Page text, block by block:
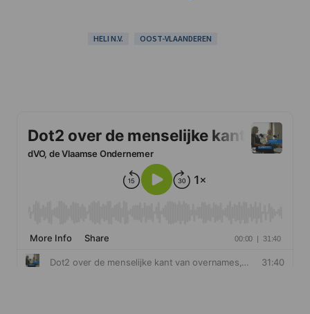
HELI N.V. OOST-VLAANDEREN